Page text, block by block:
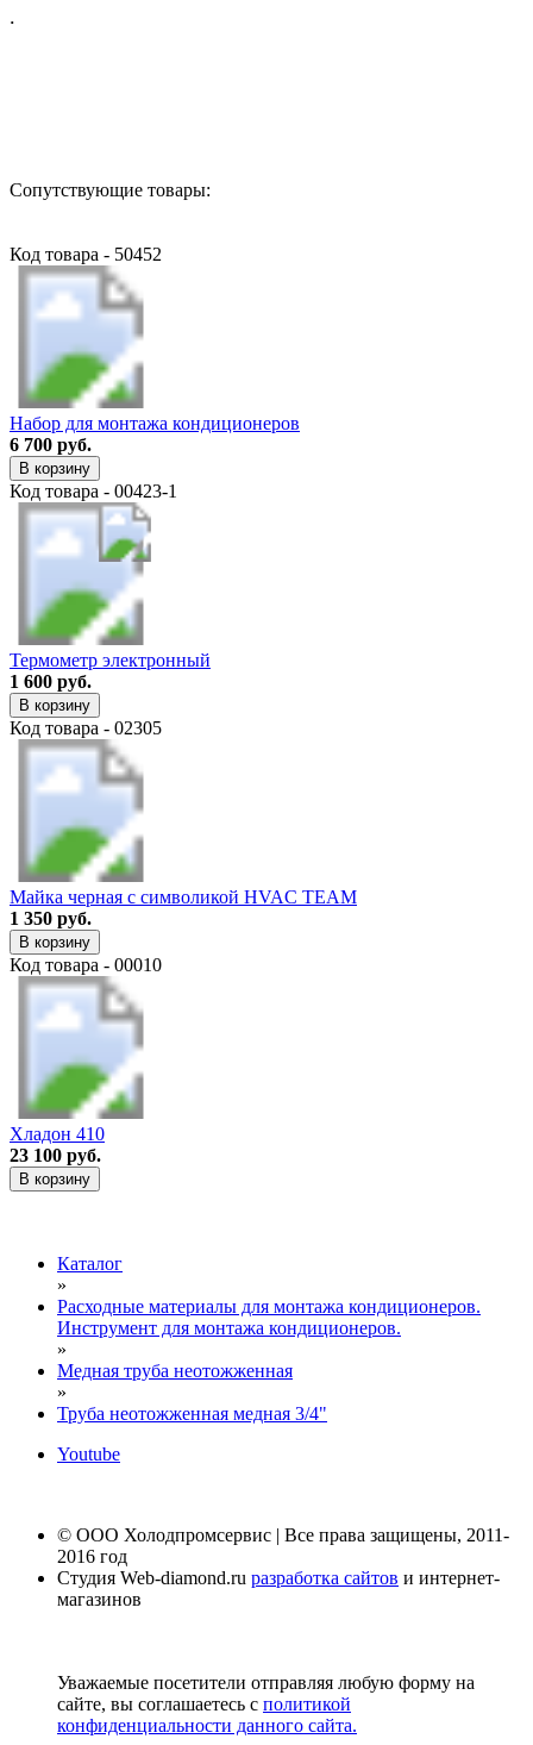
.
Сопутствующие товары:
Код товара - 50452
Набор для монтажа кондиционеров
6 700 руб.
В корзину
Код товара - 00423-1
Термометр электронный
1 600 руб.
В корзину
Код товара - 02305
Майка черная с символикой HVAC TEAM
1 350 руб.
В корзину
Код товара - 00010
Хладон 410
23 100 руб.
В корзину
Каталог
»
Расходные материалы для монтажа кондиционеров.
Инструмент для монтажа кондиционеров.
»
Медная труба неотожженная
»
Труба неотожженная медная 3/4"
Youtube
© ООО Холодпромсервис | Все права защищены, 2011-
2016 год
Студия Web-diamond.ru разработка сайтов и интернет-
магазинов
Уважаемые посетители отправляя любую форму на
сайте, вы соглашаетесь с политикой
конфиденциальности данного сайта.